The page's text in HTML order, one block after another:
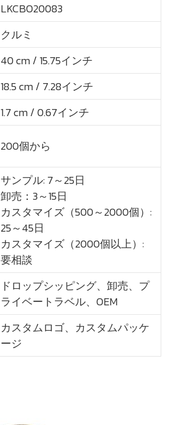
LKCBO20083
クルミ
40 cm / 15.75インチ
18.5 cm / 7.28インチ
1.7 cm / 0.67インチ
200個から
サンプル: 7～25日
卸売：3～15日
カスタマイズ（500～2000個）:
25～45日
カスタマイズ（2000個以上）:
要相談
ドロップシッピング、卸売、プ
ライベートラベル、OEM
カスタムロゴ、カスタムパッケ
ージ